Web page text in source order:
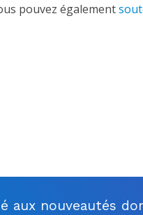
pouvez également
aux nouveautés